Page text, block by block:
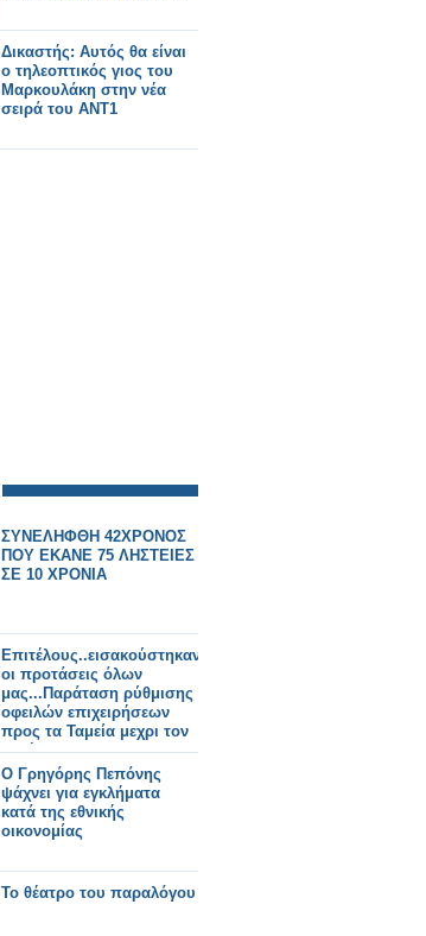
Δικαστής: Αυτός θα είναι
ο τηλεοπτικός γιος του
Μαρκουλάκη στην νέα
σειρά του ΑΝΤ1
ΣΥΝΕΛΗΦΘΗ 42ΧΡΟΝΟΣ
ΠΟΥ ΕΚΑΝΕ 75 ΛΗΣΤΕΙΕΣ
ΣΕ 10 ΧΡΟΝΙΑ
Επιτέλους..εισακούστηκαν
οι προτάσεις όλων
μας...Παράταση ρύθμισης
οφειλών επιχειρήσεων
προς τα Ταμεία μεχρι τον
Δεκέμβριο του 2014..
Ο Γρηγόρης Πεπόνης
ψάχνει για εγκλήματα
κατά της εθνικής
οικονομίας
Το θέατρο του παραλόγου